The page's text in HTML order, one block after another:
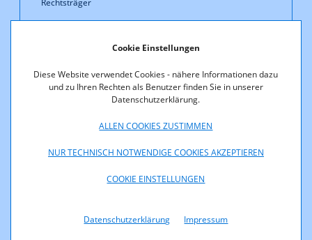
Cookie Einstellungen
Diese Website verwendet Cookies - nähere Informationen dazu
und zu Ihren Rechten als Benutzer finden Sie in unserer
Datenschutzerklärung.
ALLEN COOKIES ZUSTIMMEN
NUR TECHNISCH NOTWENDIGE COOKIES AKZEPTIEREN
COOKIE EINSTELLUNGEN
Datenschutzerklärung Impressum